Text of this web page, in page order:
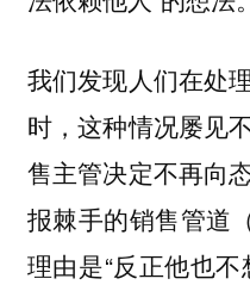
我们发现人们在处
时，这种情况屡见
售主管决定不再向
报棘手的销售管道
理由是“反正他也